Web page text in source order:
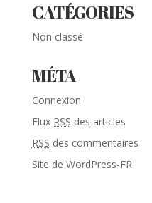
CATÉGORIES
Non classé
MÉTA
Connexion
Flux RSS des articles
RSS des commentaires
Site de WordPress-FR